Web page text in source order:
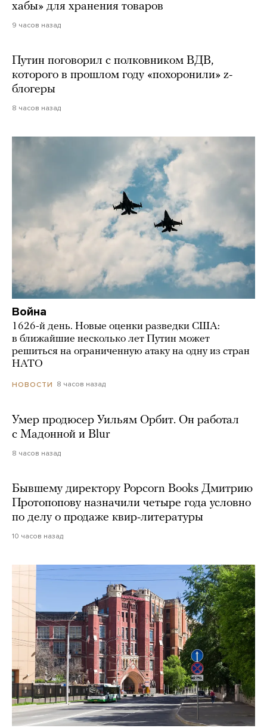
хабы» для хранения товаров
9 часов назад
Путин поговорил с полковником ВДВ,
которого в прошлом году «похоронили» z-
блогеры
8 часов назад
Война
1626-й день. Новые оценки разведки США:
в ближайшие несколько лет Путин может
решиться на ограниченную атаку на одну из стран
НАТО
НОВОСТИ 8 часов назад
Умер продюсер Уильям Орбит. Он работал
с Мадонной и Blur
8 часов назад
Бывшему директору Popcorn Books Дмитрию
Протопопову назначили четыре года условно
по делу о продаже квир-литературы
10 часов назад